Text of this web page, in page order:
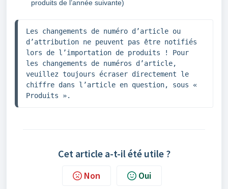
produits de l’année suivante)
Les changements de numéro d’article ou
d’attribution ne peuvent pas être notifiés
lors de l’importation de produits ! Pour
les changements de numéros d’article,
veuillez toujours écraser directement le
chiffre dans l’article en question, sous «
Produits ».
Cet article a-t-il été utile ?
Non Oui